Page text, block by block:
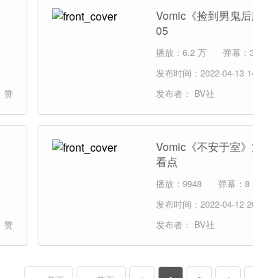
赞
Vomic《捡到男鬼
05
播放：6.2 万 弹幕：
发布时间：2022-04-13
发布者： BV社
赞
Vomic《不安于室
看点
播放：9948 弹幕：8
发布时间：2022-04-12
发布者： BV社